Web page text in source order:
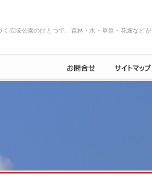
広域公園のひとつで、森林・水・草原・花畑などが